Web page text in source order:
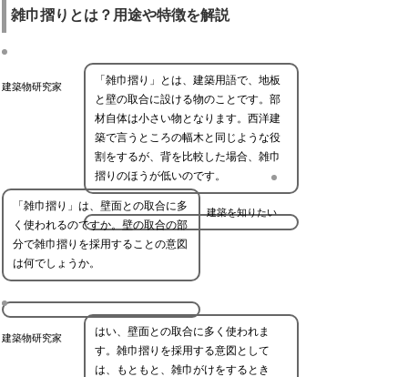
雑巾摺りとは？用途や特徴を解説
建築物研究家
「雑巾摺り」とは、建築用語で、地板
と壁の取合に設ける物のことです。部
材自体は小さい物となります。西洋建
築で言うところの幅木と同じような役
割をするが、背を比較した場合、雑巾
摺りのほうが低いのです。
建築を知りたい
「雑巾摺り」は、壁面との取合に多
く使われるのですか。壁の取合の部
分で雑巾摺りを採用することの意図
は何でしょうか。
建築物研究家
はい、壁面との取合に多く使われま
す。雑巾摺りを採用する意図として
は、もともと、雑巾がけをするとき